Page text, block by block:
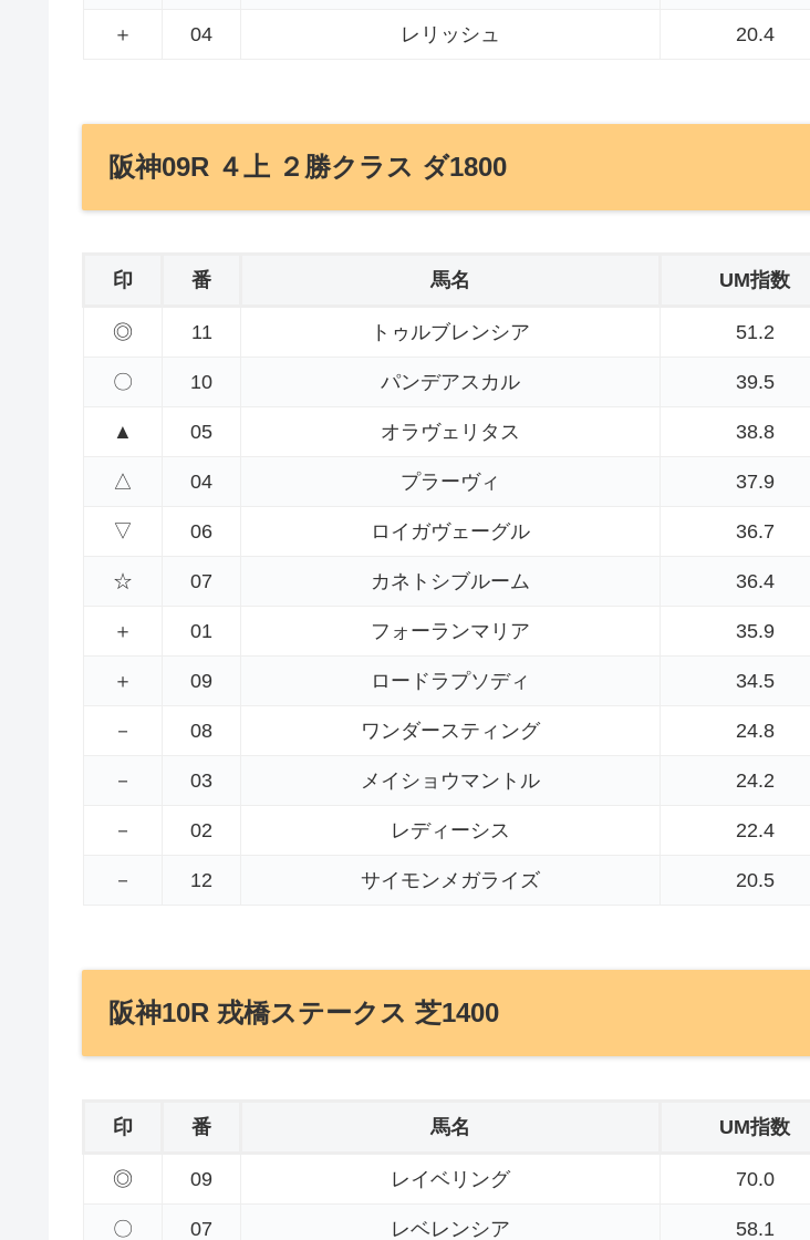
＋ 04 レリッシュ 20.4
阪神09R ４上 ２勝クラス ダ1800
印 番 馬名 UM指数
◎ 11 トゥルブレンシア 51.2
〇 10 パンデアスカル 39.5
▲ 05 オラヴェリタス 38.8
△ 04 プラーヴィ 37.9
▽ 06 ロイガヴェーグル 36.7
☆ 07 カネトシブルーム 36.4
＋ 01 フォーランマリア 35.9
＋ 09 ロードラプソディ 34.5
－ 08 ワンダースティング 24.8
－ 03 メイショウマントル 24.2
－ 02 レディーシス 22.4
－ 12 サイモンメガライズ 20.5
阪神10R 戎橋ステークス 芝1400
印 番 馬名 UM指数
◎ 09 レイベリング 70.0
〇 07 レベレンシア 58.1